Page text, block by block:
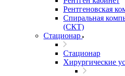
Рентгеновская
Спиральная
(СКТ)
Стационар
Стационар
Хирургические